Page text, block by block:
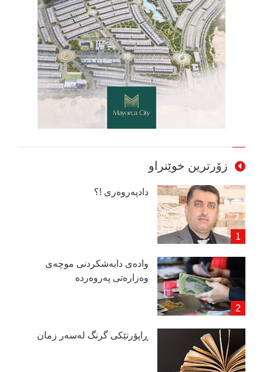
زۆرترین خوێنراو
دادپەروەری !؟
وادەی دابەشكردنی موچەی
وەزارەتی پەروەردە
ڕاپۆرتێكی گرنگ لەسەر زمان